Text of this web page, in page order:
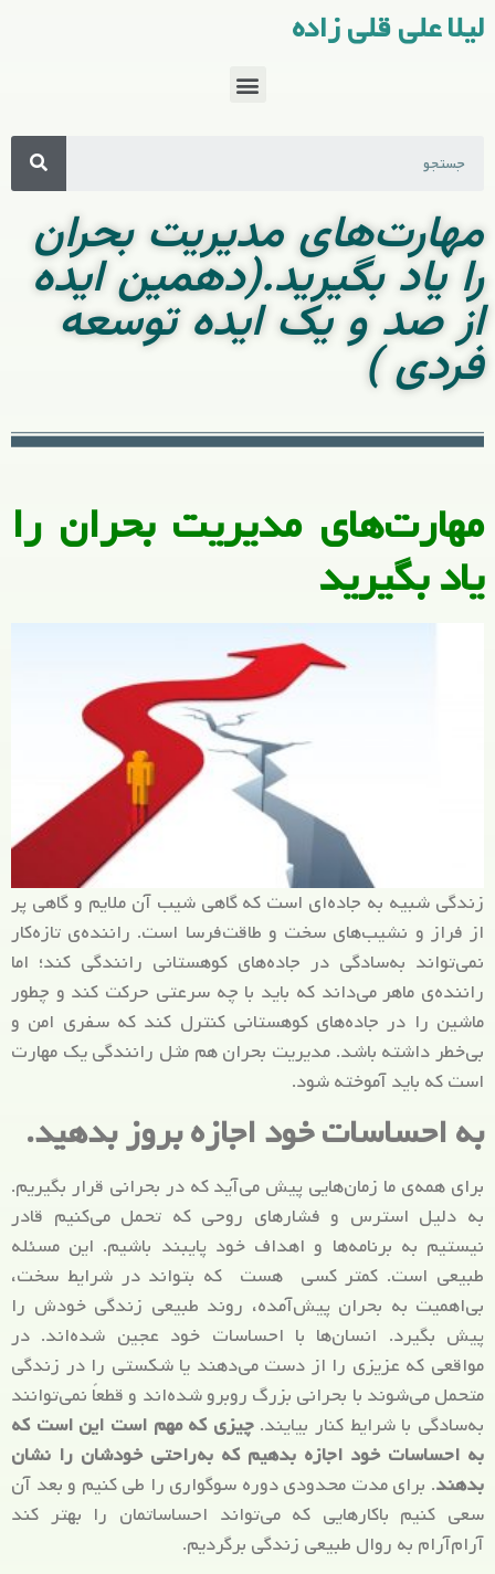
لیلا علی قلی زاده
مهارت‌های مدیریت بحران
را یاد بگیرید.(دهمین ایده
از صد و یک ایده توسعه
فردی )
مهارت‌های مدیریت بحران را
یاد بگیرید
زندگی شبیه به جاده‌ای است که گاهی شیب آن ملایم و گاهی پر
از فراز و نشیب‌های سخت و طاقت‌فرسا است. راننده‌ی تازه‌کار
نمی‌تواند به‌سادگی در جاده‌های کوهستانی رانندگی کند؛ اما
راننده‌ی ماهر می‌داند که باید با چه سرعتی حرکت کند و چطور
ماشین را در جاده‌های کوهستانی کنترل کند که سفری امن و
بی‌خطر داشته باشد. مدیریت بحران هم مثل رانندگی یک مهارت
است که باید آموخته شود.
به احساسات خود اجازه بروز بدهید.
برای همه‌ی ما زمان‌هایی پیش می‌آید که در بحرانی قرار بگیریم.
به دلیل استرس و فشارهای روحی که تحمل می‌کنیم قادر
نیستیم به برنامه‌ها و اهداف خود پایبند باشیم. این مسئله
طبیعی است. کمتر کسی هست که بتواند در شرایط سخت،
بی‌اهمیت به بحران پیش‌آمده، روند طبیعی زندگی خودش را
پیش بگیرد. انسان‌ها با احساسات خود عجین شده‌اند. در
مواقعی که عزیزی را از دست می‌دهند یا شکستی را در زندگی
متحمل می‌شوند با بحرانی بزرگ روبرو شده‌اند و قطعاً نمی‌توانند
به‌سادگی با شرایط کنار بیایند.چیزی که مهم است این است که
به احساسات خود اجازه بدهیم که به‌راحتی خودشان را نشان
بدهند. برای مدت محدودی دوره سوگواری را طی کنیم و بعد آن
سعی کنیم باکارهایی که می‌تواند احساساتمان را بهتر کند
آرام‌آرام به روال طبیعی زندگی برگردیم.